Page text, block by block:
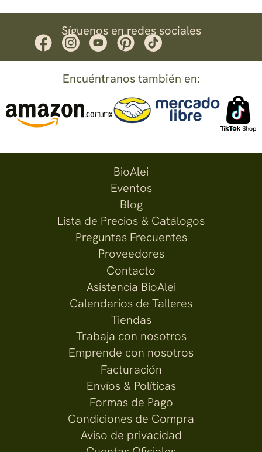
Síguenos en redes sociales
Encuéntranos también en:
BioAlei
Eventos
Blog
Lista de Precios & Catálogos
Preguntas Frecuentes
Proveedores
Contacto
Asistencia BioAlei
Calendarios de Talleres
Tiendas
Trabaja con nosotros
Emprende con nosotros
Facturación
Envíos & Políticas
Formas de Pago
Condiciones de Compra
Aviso de privacidad